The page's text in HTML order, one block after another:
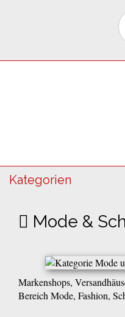
Kategorien
Mode &
Markenshops,
Bereich Mode, Fashion,